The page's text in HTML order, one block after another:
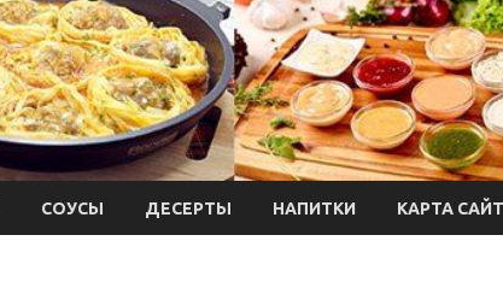
СОУСЫ ДЕСЕРТЫ НАПИТКИ КАРТА